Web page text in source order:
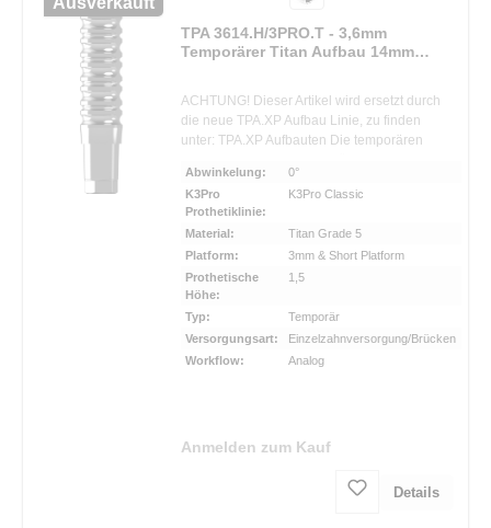
TPA 3614.H/3PRO.T - 3,6mm
Temporärer Titan Aufbau 14mm
ACHTUNG! Dieser Artikel wird ersetzt durch
die neue TPA.XP Aufbau Linie, zu finden
unter: TPA.XP Aufbauten Die temporären
speziell für die Einpolymerisierung von
Provisorien direkt im Mund gedacht. Sie
können und sollen individuell gekürzt
werden. Sie sind in Peek und Titan sowie
zweierlei Durchmessern erhältlich. Zur
Schonung des einheilenden Implantats wird
während der Tragephase des Provisoriums
kein konischer Kraftschluss zum Aufbau
hergestellt. Weiterer Vorteil: Der provisorische
Zahnersatz kann dadurch leichter manipuliert
Einpolymerisierung von Provisorien im Mund
• Durchmesser verfügbar von 3,0–4,5 mm •
Aufbauten in Titan und Peek erhältlich
Abwinkelung:
0°
K3Pro
Prothetiklinie:
K3Pro Classic
Material:
Titan Grade 5
Platform:
3mm & Short Platform
Prothetische
Höhe:
1,5
Typ:
Temporär
Versorgungsart:
Einzelzahnversorgung/Brücken
Workflow:
Analog
Anmelden zum Kauf
Details